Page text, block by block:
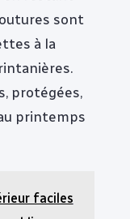
sont
à la
protégées,
printemps
faciles